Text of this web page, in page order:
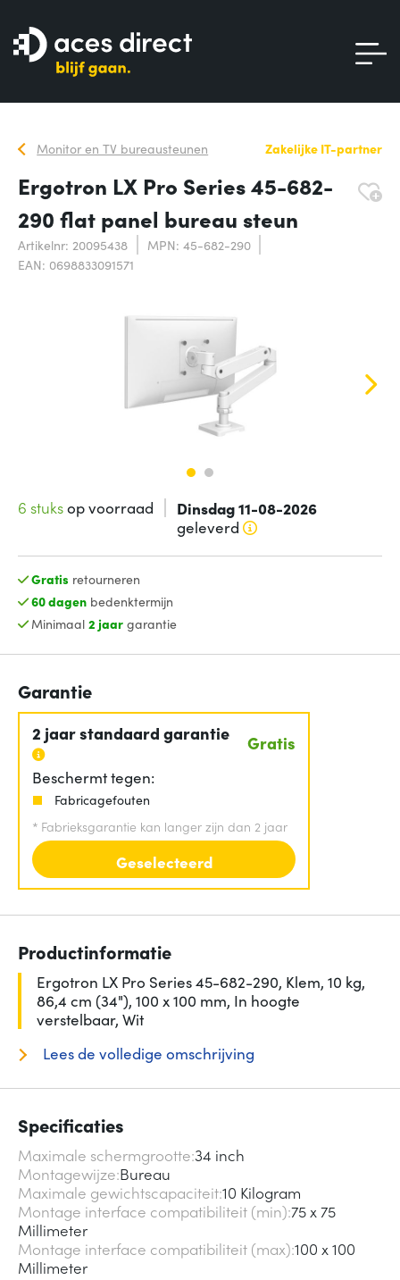
Monitor en TV bureausteunen Zakelijke IT-partner
Ergotron LX Pro Series 45-682-
290 flat panel bureau steun
Artikelnr: 20095438
MPN: 45-682-290
EAN: 0698833091571
6 stuksop voorraad Dinsdag 11-08-2026
geleverd
Gratis retourneren
60 dagenbedenktermijn
Minimaal 2 jaargarantie
Garantie
2 jaar standaard garantie Gratis
Beschermt tegen:
Fabricagefouten
* Fabrieksgarantie kan langer zijn dan 2 jaar
Geselecteerd
Productinformatie
Ergotron LX Pro Series 45-682-290, Klem, 10 kg,
86,4 cm (34"), 100 x 100 mm, In hoogte
verstelbaar, Wit
Lees de volledige omschrijving
Specificaties
Maximale schermgrootte 34 inch
Montagewijze Bureau
Maximale gewichtscapaciteit10 Kilogram
Montage interface compatibiliteit (min) 75 x 75
Millimeter
Montage interface compatibiliteit (max) 100 x 100
Millimeter